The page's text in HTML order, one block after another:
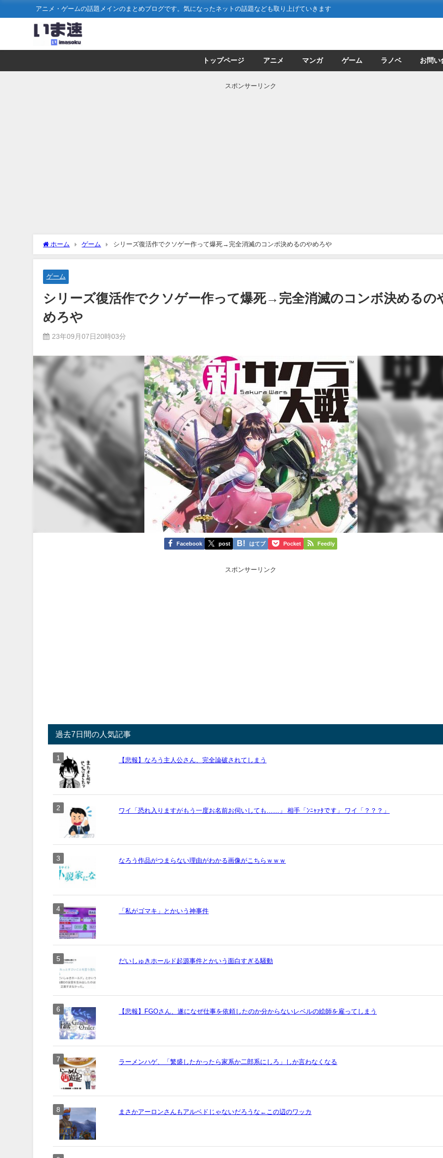
アニメ・ゲームの話題メインのまとめブログです。気になったネットの話題なども取り上げていきます
トップページ アニメ マンガ ゲーム ラノベ お問い
スポンサーリンク
ホーム ゲーム シリーズ復活作でクソゲー作って爆死→完全消滅のコンボ決めるのやめろや
ゲーム
シリーズ復活作でクソゲー作って爆死→完全消滅のコンボ決めるの
めろや
23年09月07日20時03分
Facebook post はてブ Pocket Feedly
スポンサーリンク
過去7日間の人気記事
【悲報】なろう主人公さん、完全論破されてしまう
ワイ「恐れ入りますがもう一度お名前お伺いしても……」 相手「ﾝﾆｬｧﾀです」 ワイ「？？？」
なろう作品がつまらない理由がわかる画像がこちらｗｗｗ
「私がゴマキ」とかいう神事件
だいしゅきホールド起源事件とかいう面白すぎる騒動
【悲報】FGOさん、遂になぜ仕事を依頼したのか分からないレベルの絵師を雇ってしまう
ラーメンハゲ、「繁盛したかったら家系か二郎系にしろ」しか言わなくなる
まさかアーロンさんもアルベドじゃないだろうな←この辺のワッカ